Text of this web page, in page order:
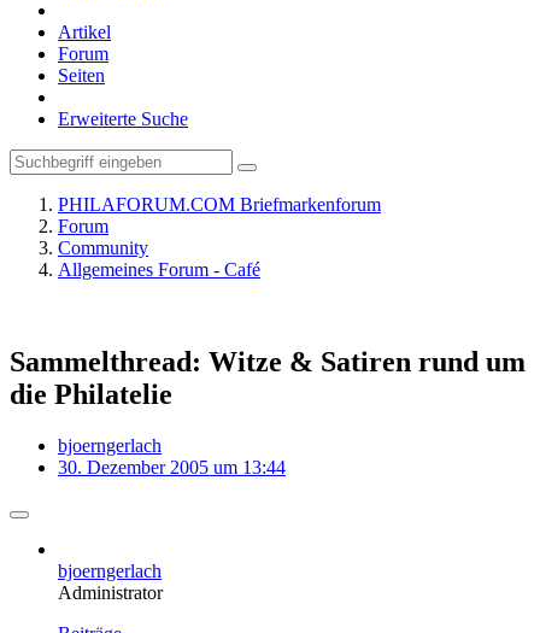
Artikel
Forum
Seiten
Erweiterte Suche
PHILAFORUM.COM Briefmarkenforum
Forum
Community
Allgemeines Forum - Café
Sammelthread: Witze & Satiren rund um
die Philatelie
bjoerngerlach
30. Dezember 2005 um 13:44
bjoerngerlach
Administrator